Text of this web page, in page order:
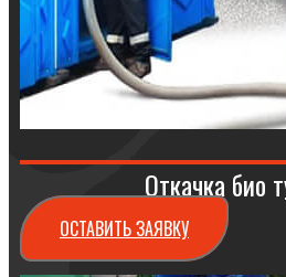
Откачка био
ОСТАВИТЬ ЗАЯВКУ